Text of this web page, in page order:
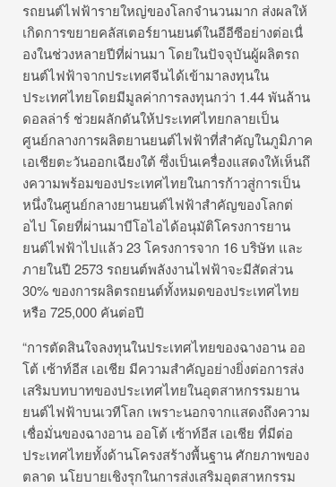
รถยนต์ไฟฟ้ารายใหญ่ของโลกจำนวนมาก ส่งผลให้
เกิดการขยายคลัสเตอร์ยานยนต์ในอีอีซีอย่างต่อเนื่
องในช่วงหลายปีที่ผ่านมา โดยในปัจจุบันผู้ผลิตรถ
ยนต์ไฟฟ้าจากประเทศจีนได้เข้ามาลงทุนใน
ประเทศไทยโดยมีมูลค่าการลงทุนกว่า 1.44 พันล้าน
ดอลล่าร์ ช่วยผลักดันให้ประเทศไทยกลายเป็น
ศูนย์กลางการผลิตยานยนต์ไฟฟ้าที่สำคัญในภูมิภาค
เอเชียตะวันออกเฉียงใต้ ซึ่งเป็นเครื่องแสดงให้เห็นถึ
งความพร้อมของประเทศไทยในการก้าวสู่การเป็น
หนึ่งในศูนย์กลางยานยนต์ไฟฟ้าสำคัญของโลกต่
อไป โดยที่ผ่านมาบีโอไอได้อนุมัติโครงการยาน
ยนต์ไฟฟ้าไปแล้ว 23 โครงการจาก 16 บริษัท และ
ภายในปี 2573 รถยนต์พลังงานไฟฟ้าจะมีสัดส่วน
30% ของการผลิตรถยนต์ทั้งหมดของประเทศไทย
หรือ 725,000 คันต่อปี
“การตัดสินใจลงทุนในประเทศไทยของฉางอาน ออ
โต้ เซ้าท์อีส เอเชีย มีความสำคัญอย่างยิ่งต่อการส่ง
เสริมบทบาทของประเทศไทยในอุตสาหกรรมยาน
ยนต์ไฟฟ้าบนเวทีโลก เพราะนอกจากแสดงถึงความ
เชื่อมั่นของฉางอาน ออโต้ เซ้าท์อีส เอเชีย ที่มีต่อ
ประเทศไทยทั้งด้านโครงสร้างพื้นฐาน ศักยภาพของ
ตลาด นโยบายเชิงรุกในการส่งเสริมอุตสาหกรรม